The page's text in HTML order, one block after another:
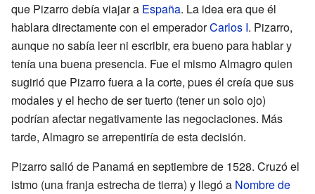
que Pizarro debía viajar a España. La idea era que él
hablara directamente con el emperadorCarlos I. Pizarro,
aunque no sabía leer ni escribir, era bueno para hablar y
tenía una buena presencia. Fue el mismo Almagro quien
sugirió que Pizarro fuera a la corte, pues él creía que sus
modales y el hecho de ser tuerto (tener un solo ojo)
podrían afectar negativamente las negociaciones. Más
tarde, Almagro se arrepentiría de esta decisión.
Pizarro salió de Panamá en septiembre de 1528. Cruzó el
istmo (una franja estrecha de tierra) y llegó a Nombre de